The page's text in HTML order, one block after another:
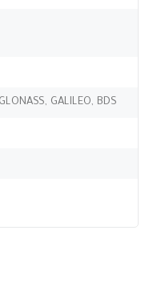
GALILEO, BDS